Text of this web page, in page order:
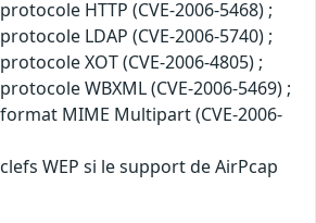
HTTP (CVE-2006-5468) ;
LDAP (CVE-2006-5740) ;
XOT (CVE-2006-4805) ;
WBXML (CVE-2006-5469) ;
MIME Multipart (CVE-2006-
WEP si le support de AirPcap